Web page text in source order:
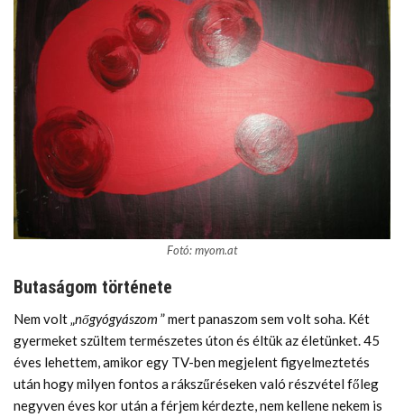
Fotó: myom.at
Butaságom története
Nem volt „ nőgyógyászom ” mert panaszom sem volt soha. Két
gyermeket szültem természetes úton és éltük az életünket. 45
éves lehettem, amikor egy TV-ben megjelent figyelmeztetés
után hogy milyen fontos a rákszűréseken való részvétel főleg
negyven éves kor után a férjem kérdezte, nem kellene nekem is